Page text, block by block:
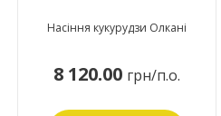
Насіння кукурудзи Олкані
8 120.00 грн/п.о.